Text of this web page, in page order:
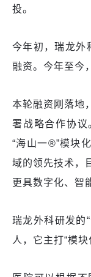
投。
今年初，瑞龙外
融资。今年至今
本轮融资刚落地
署战略合作协
“海山一®”模块
域的领先技术，
更具数字化、智
瑞龙外科研发的
人，它主打“模块